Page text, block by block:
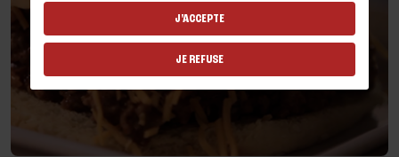
J'ACCEPTE
JE REFUSE